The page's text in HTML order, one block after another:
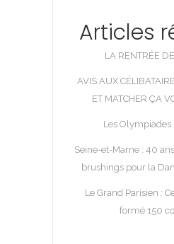
Articles
LA RENTRÉE
AVIS AUX
ET MATCHER ÇA
Les Olympiades
Seine-et-Marne : 40
brushings pour la
Le Grand Parisien :
formé 150